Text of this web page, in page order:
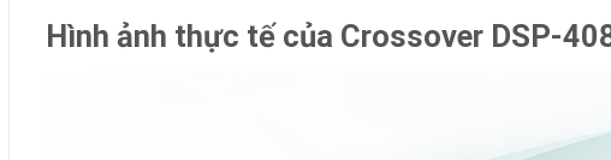
Hình ảnh thực tế của Crossover DSP-